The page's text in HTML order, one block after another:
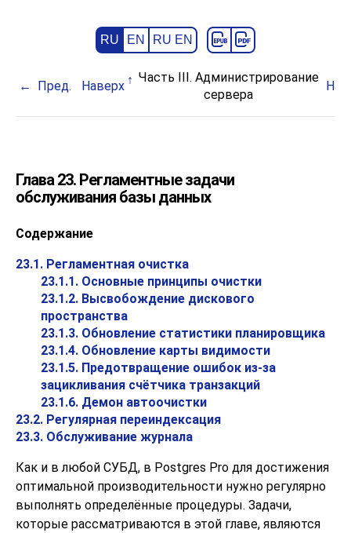
RU EN RU EN
Пред. Наверх
Часть III. Администрирование
сервера
Глава 23. Регламентные задачи
обслуживания базы данных
Содержание
23.1. Регламентная очистка
23.1.1. Основные принципы очистки
23.1.2. Высвобождение дискового
пространства
23.1.3. Обновление статистики планировщика
23.1.4. Обновление карты видимости
23.1.5. Предотвращение ошибок из-за
зацикливания счётчика транзакций
23.1.6. Демон автоочистки
23.2. Регулярная переиндексация
23.3. Обслуживание журнала
Как и в любой СУБД, в Postgres Pro для достижения
оптимальной производительности нужно регулярно
выполнять определённые процедуры. Задачи,
которые рассматриваются в этой главе, являются